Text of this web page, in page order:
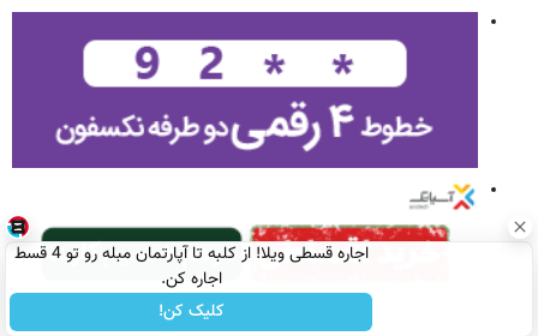
اجاره‌ قسطی ویلا! از کلبه تا آپارتمان مبله رو تو 4 قسط
اجاره کن.
کلیک کن!